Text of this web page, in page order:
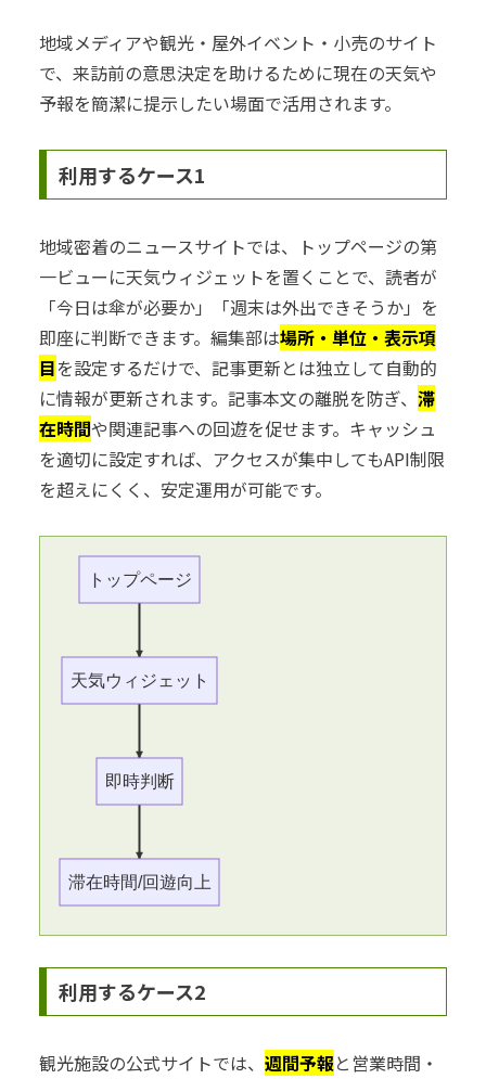
地域メディアや観光・屋外イベント・小売のサイト
で、来訪前の意思決定を助けるために現在の天気や
予報を簡潔に提示したい場面で活用されます。
利用するケース1
地域密着のニュースサイトでは、トップページの第
一ビューに天気ウィジェットを置くことで、読者が
「今日は傘が必要か」「週末は外出できそうか」を
即座に判断できます。編集部は場所・単位・表示項
目を設定するだけで、記事更新とは独立して自動的
に情報が更新されます。記事本文の離脱を防ぎ、 滞
在時間や関連記事への回遊を促せます。キャッシュ
を適切に設定すれば、アクセスが集中してもAPI制限
を超えにくく、安定運用が可能です。
トップページ
天気ウィジェット
即時判断
滞在時間/回遊向上
利用するケース2
観光施設の公式サイトでは、 週間予報と営業時間・